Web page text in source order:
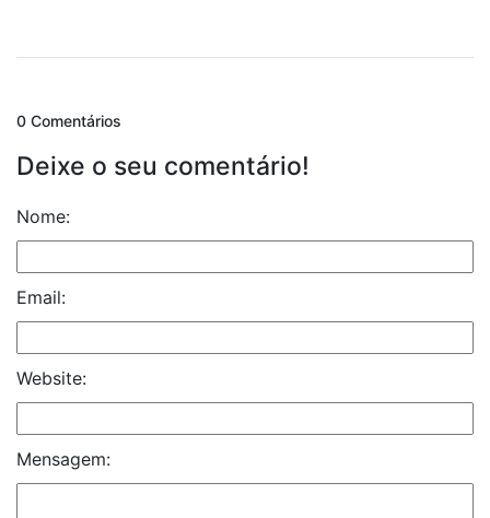
0 Comentários
Deixe o seu comentário!
Nome:
Email:
Website:
Mensagem: